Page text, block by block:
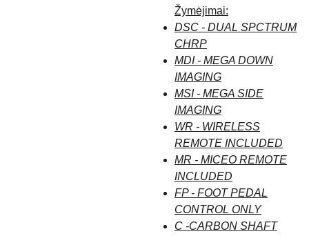
Žymėjimai:
DSC - DUAL SPCTRUM
CHRP
MDI - MEGA DOWN
IMAGING
MSI - MEGA SIDE
IMAGING
WR - WIRELESS
REMOTE INCLUDED
MR - MICEO REMOTE
INCLUDED
FP - FOOT PEDAL
CONTROL ONLY
C -CARBON SHAFT